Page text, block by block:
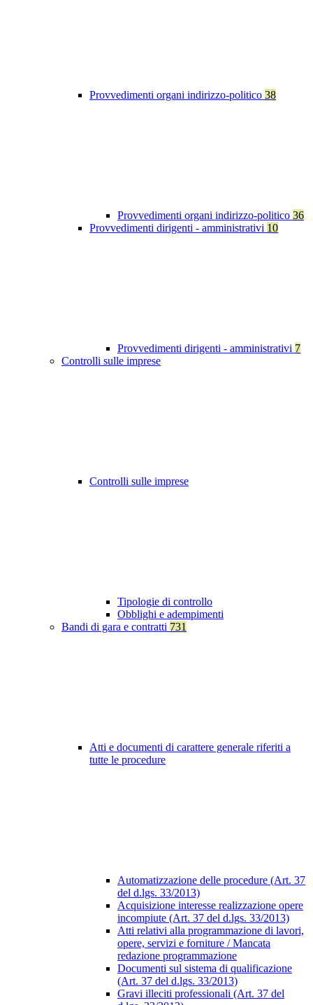
Provvedimenti organi indirizzo-politico 38
Provvedimenti organi indirizzo-politico 36
Provvedimenti dirigenti - amministrativi 10
Provvedimenti dirigenti - amministrativi 7
Controlli sulle imprese
Controlli sulle imprese
Tipologie di controllo
Obblighi e adempimenti
Bandi di gara e contratti 731
Atti e documenti di carattere generale riferiti a
tutte le procedure
Automatizzazione delle procedure (Art. 37
del d.lgs. 33/2013)
Acquisizione interesse realizzazione opere
incompiute (Art. 37 del d.lgs. 33/2013)
Atti relativi alla programmazione di lavori,
opere, servizi e forniture / Mancata
redazione programmazione
Documenti sul sistema di qualificazione
(Art. 37 del d.lgs. 33/2013)
Gravi illeciti professionali (Art. 37 del